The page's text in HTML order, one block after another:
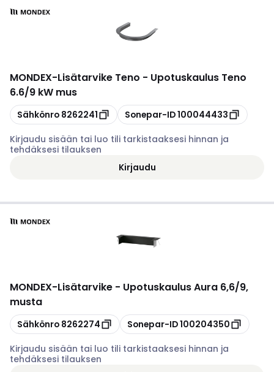
MONDEX-Lisätarvike Teno - Upotuskaulus Teno
6.6/9 kW mus
Kopioi
Sähkönro 8262241 Kopioi
Sonepar-ID100044433
Kirjaudu sisään tai luo tili tarkistaaksesi hinnan ja
tehdäksesi tilauksen
Kirjaudu
MONDEX-Lisätarvike - Upotuskaulus Aura 6,6/9,
musta
Kopioi
Sähkönro 8262274 Kopioi
Sonepar-ID100204350
Kirjaudu sisään tai luo tili tarkistaaksesi hinnan ja
tehdäksesi tilauksen